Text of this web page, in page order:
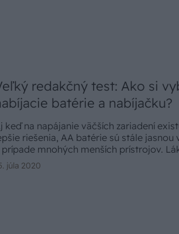
redakčný test: Ako si
batérie a nabíjačku?
keď na napájanie väčších zariadení
riešenia, AA batérie sú stále jasnou
prípade mnohých menších prístrojov.
monočlánky, ktoré sa dajú po vybití
nabiť a podľa tvrdenia výrobcov použiť
júla 2020